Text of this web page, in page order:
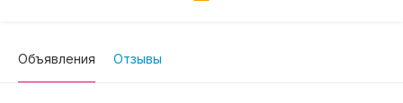
Объявления Отзывы